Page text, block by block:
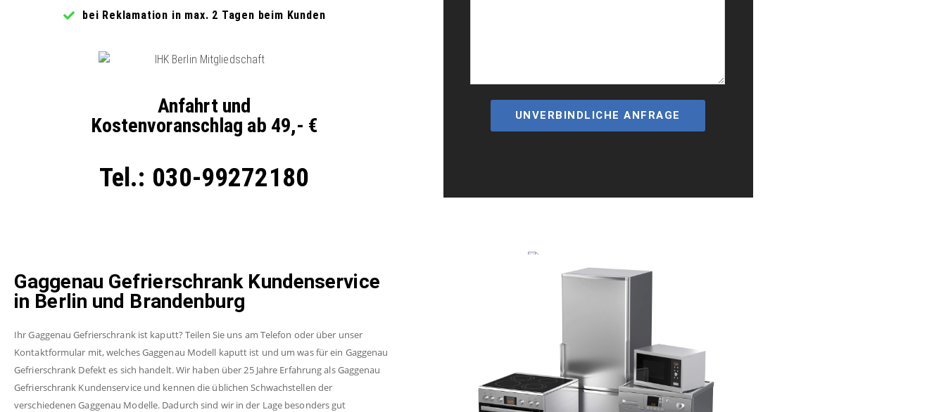
bei Reklamation in max. 2 Tagen beim Kunden
Anfahrt und
Kostenvoranschlag ab 49,- €
Tel.: 030-99272180
UNVERBINDLICHE ANFRAGE
Gaggenau Gefrierschrank Kundenservice
in Berlin und Brandenburg
Ihr Gaggenau Gefrierschrank ist kaputt? Teilen Sie uns am Telefon oder über unser
Kontaktformular mit, welches Gaggenau Modell kaputt ist und um was für ein Gaggenau
Gefrierschrank Defekt es sich handelt. Wir haben über 25 Jahre Erfahrung als Gaggenau
Gefrierschrank Kundenservice und kennen die üblichen Schwachstellen der
verschiedenen Gaggenau Modelle. Dadurch sind wir in der Lage besonders gut